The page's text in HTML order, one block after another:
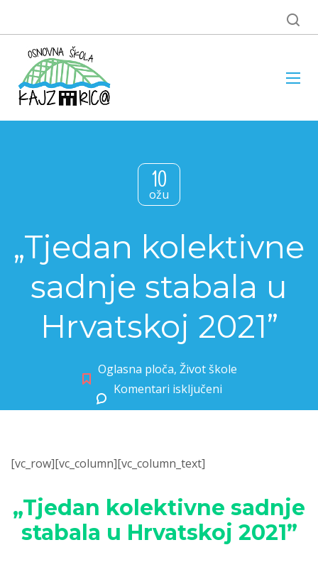
10
ožu
„Tjedan kolektivne
sadnje stabala u
Hrvatskoj 2021”
Oglasna ploča, Život škole
Komentari isključeni
[vc_row][vc_column][vc_column_text]
„Tjedan kolektivne sadnje
stabala u Hrvatskoj 2021”